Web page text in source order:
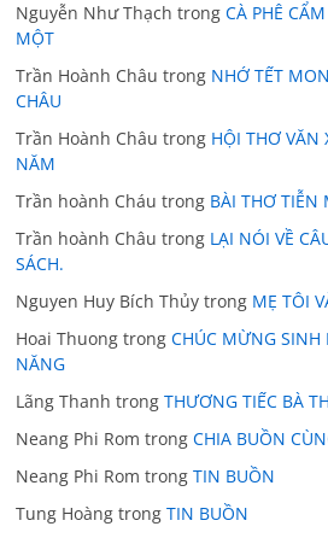
Nguyễn Như Thạch trongCÀ PHÊ
MỘT
Trần Hoành Châu trong NHỚ TẾT
CHÂU
Trần Hoành Châu trong HỘI THƠ VĂN
NĂM
Trần hoành Cháu trong BÀI THƠ TIỄN
Trần hoành Châu trong LẠI NÓI VỀ
SÁCH.
Nguyen Huy Bích Thủy trong MẸ TÔI
Hoai Thuong trongCHÚC MỪNG SINH
NĂNG
Lãng Thanh trongTHƯƠNG TIẾC BÀ
Neang Phi Rom trongCHIA BUỒN
Neang Phi Rom trongTIN BUỒN
Tung Hoàng trongTIN BUỒN